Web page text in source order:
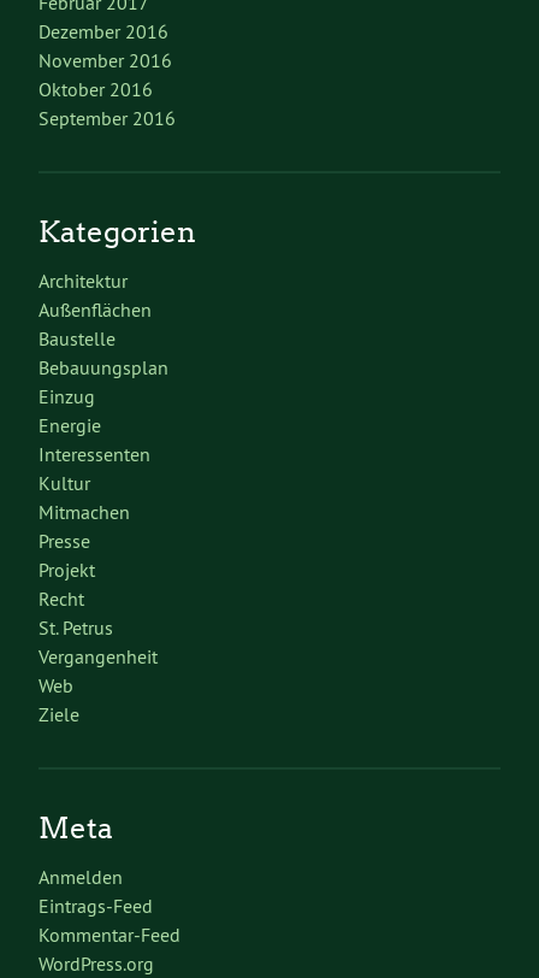
Dezember 2016
November 2016
Oktober 2016
September 2016
Kategorien
Architektur
Außenflächen
Baustelle
Bebauungsplan
Einzug
Energie
Interessenten
Kultur
Mitmachen
Presse
Projekt
Recht
St. Petrus
Vergangenheit
Web
Ziele
Meta
Anmelden
Eintrags-Feed
Kommentar-Feed
WordPress.org